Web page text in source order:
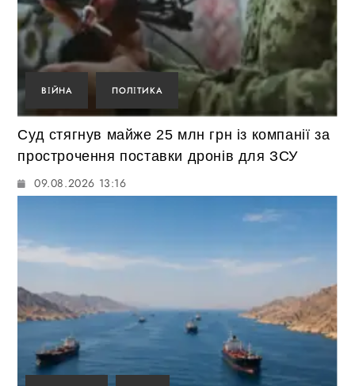
ВІЙНА ПОЛІТИКА
Суд стягнув майже 25 млн грн із компанії за
прострочення поставки дронів для ЗСУ
09.08.2026 13:16